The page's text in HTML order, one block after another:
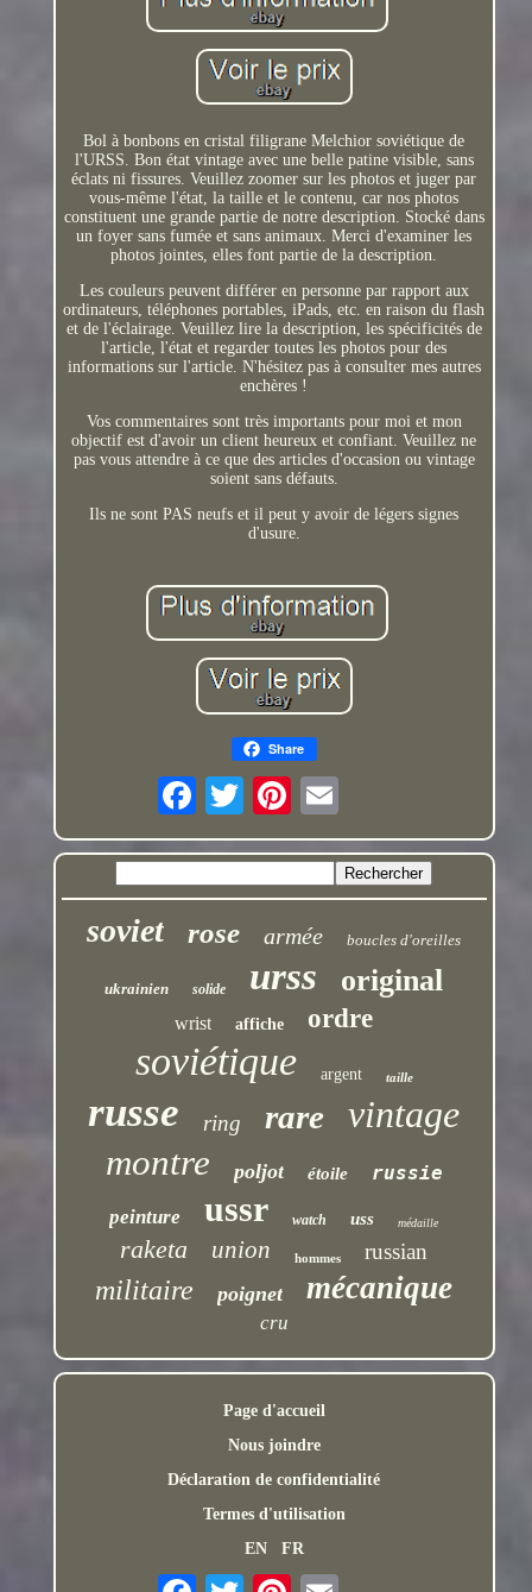
Bol à bonbons en cristal filigrane Melchior soviétique de
l'URSS. Bon état vintage avec une belle patine visible, sans
éclats ni fissures. Veuillez zoomer sur les photos et juger par
vous-même l'état, la taille et le contenu, car nos photos
constituent une grande partie de notre description. Stocké dans
un foyer sans fumée et sans animaux. Merci d'examiner les
photos jointes, elles font partie de la description.
Les couleurs peuvent différer en personne par rapport aux
ordinateurs, téléphones portables, iPads, etc. en raison du flash
et de l'éclairage. Veuillez lire la description, les spécificités de
l'article, l'état et regarder toutes les photos pour des
informations sur l'article. N'hésitez pas à consulter mes autres
enchères !
Vos commentaires sont très importants pour moi et mon
objectif est d'avoir un client heureux et confiant. Veuillez ne
pas vous attendre à ce que des articles d'occasion ou vintage
soient sans défauts.
Ils ne sont PAS neufs et il peut y avoir de légers signes
d'usure.
Share
soviet rose armée boucles d'oreilles
ukrainien solide urss original
wrist affiche ordre
soviétique argent taille
russe ring rare vintage
montre poljot étoile
russie
peinture
ussr watch uss médaille
raketa union hommes russian
militaire poignet mécanique
cru
Page d'accueil
Nous joindre
Déclaration de confidentialité
Termes d'utilisation
EN
FR